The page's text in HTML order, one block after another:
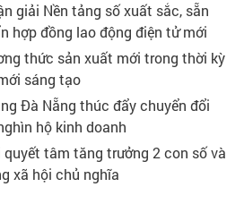
giải Nền tảng số xuất sắc, sẵn
hợp đồng lao động điện tử mới
thức sản xuất mới trong thời kỳ
sáng tạo
Đà Nẵng thúc đẩy chuyển đổi
hộ kinh doanh
tâm tăng trưởng 2 con số và
xã hội chủ nghĩa